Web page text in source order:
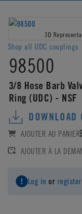
3D
Shop all UDC couplings
98500
3/8 Hose Barb
Ring (UDC) - NSF
DOWNLOAD
AJOUTER AU PANIER
AJOUTER À LA
Log in or register